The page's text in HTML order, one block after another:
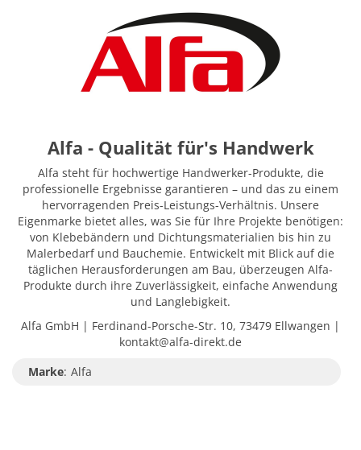
Alfa - Qualität für's Handwerk
Alfa steht für hochwertige Handwerker-Produkte, die
professionelle Ergebnisse garantieren – und das zu einem
hervorragenden Preis-Leistungs-Verhältnis. Unsere
Eigenmarke bietet alles, was Sie für Ihre Projekte benötigen:
von Klebebändern und Dichtungsmaterialien bis hin zu
Malerbedarf und Bauchemie. Entwickelt mit Blick auf die
täglichen Herausforderungen am Bau, überzeugen Alfa-
Produkte durch ihre Zuverlässigkeit, einfache Anwendung
und Langlebigkeit.
Alfa GmbH | Ferdinand-Porsche-Str. 10, 73479 Ellwangen |
kontakt@alfa-direkt.de
Marke: Alfa